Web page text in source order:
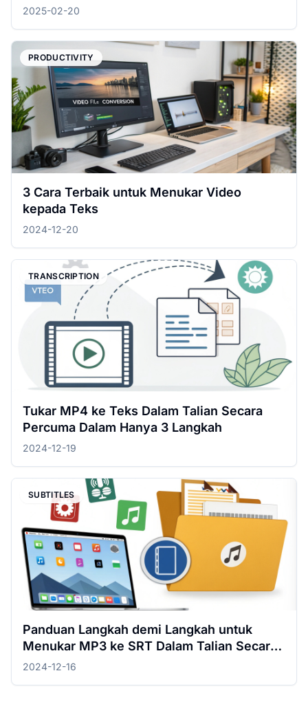
2025-02-20
PRODUCTIVITY
3 Cara Terbaik untuk Menukar Video
kepada Teks
2024-12-20
TRANSCRIPTION
Tukar MP4 ke Teks Dalam Talian Secara
Percuma Dalam Hanya 3 Langkah
2024-12-19
SUBTITLES
Panduan Langkah demi Langkah untuk
Menukar MP3 ke SRT Dalam Talian Secara
Percuma
2024-12-16